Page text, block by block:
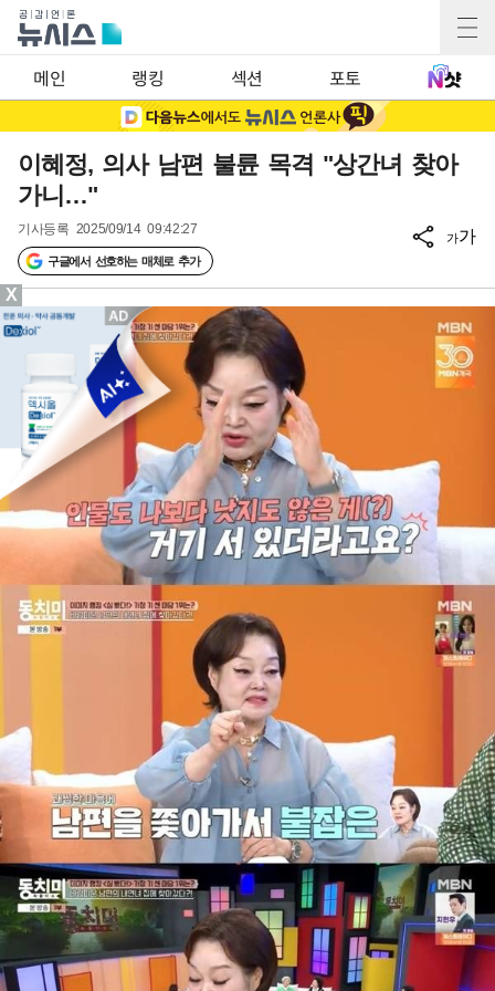
메인 랭킹 섹션 포토
이혜정, 의사 남편 불륜 목격 "상간녀 찾아
가니…"
기사등록 2025/09/14 09:42:27
구글에서 선호하는 매체로 추가
가가
X